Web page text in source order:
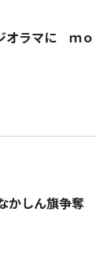
オラマに ｍｏ
かしん旗争奪